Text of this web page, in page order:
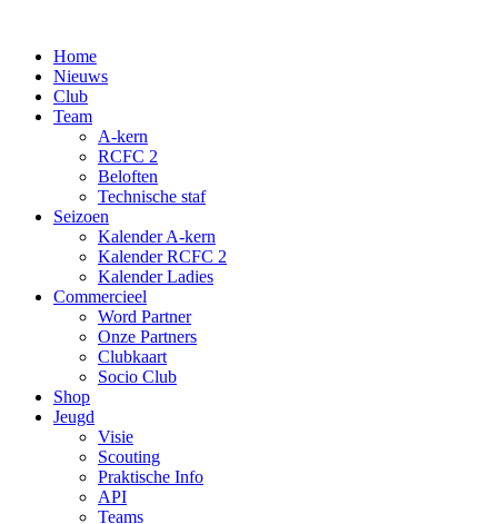
inhoud
Home
Nieuws
Club
Team
A-kern
RCFC 2
Beloften
Technische staf
Seizoen
Kalender A-kern
Kalender RCFC 2
Kalender Ladies
Commercieel
Word Partner
Onze Partners
Clubkaart
Socio Club
Shop
Jeugd
Visie
Scouting
Praktische Info
API
Teams